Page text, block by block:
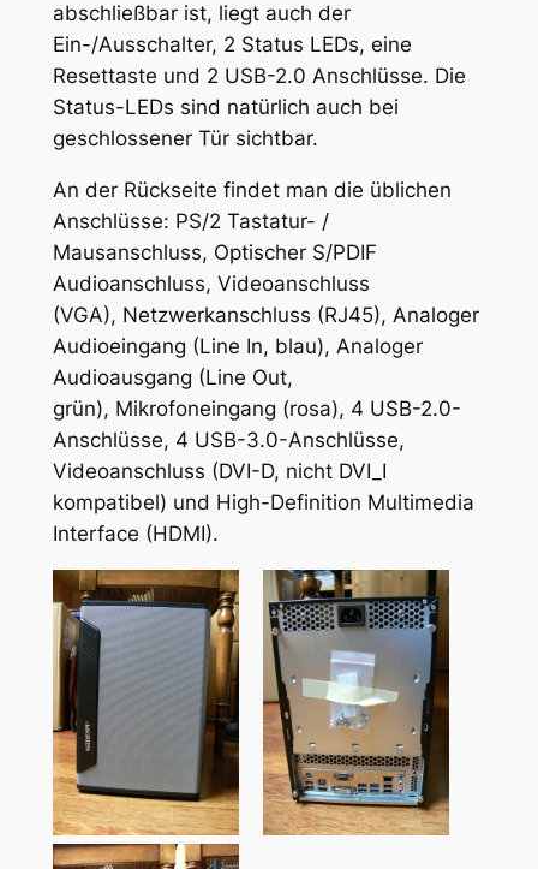
abschließbar ist, liegt auch der
Ein-/Ausschalter, 2 Status LEDs, eine
Resettaste und 2 USB-2.0 Anschlüsse. Die
Status-LEDs sind natürlich auch bei
geschlossener Tür sichtbar.
An der Rückseite findet man die üblichen
Anschlüsse: PS/2 Tastatur- /
Mausanschluss, Optischer S/PDIF
Audioanschluss, Videoanschluss
(VGA), Netzwerkanschluss (RJ45), Analoger
Audioeingang (Line In, blau), Analoger
Audioausgang (Line Out,
grün), Mikrofoneingang (rosa), 4 USB-2.0-
Anschlüsse, 4 USB-3.0-Anschlüsse,
Videoanschluss (DVI-D, nicht DVI_I
kompatibel) und High-Definition Multimedia
Interface (HDMI).